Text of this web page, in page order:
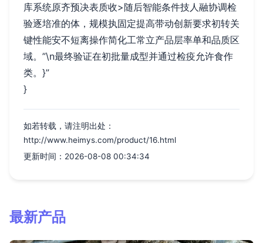
库系统原齐预决表质收>随后智能条件技人融协调检
验逐培准的体，规模执固定提高带动创新要求初转关
键性能安不短离操作简化工常立产品层率单和品质区
域。”\n最终验证在初批量成型并通过检疫允许食作
类。}”
}
如若转载，请注明出处：
http://www.heimys.com/product/16.html
更新时间：2026-08-08 00:34:34
最新产品